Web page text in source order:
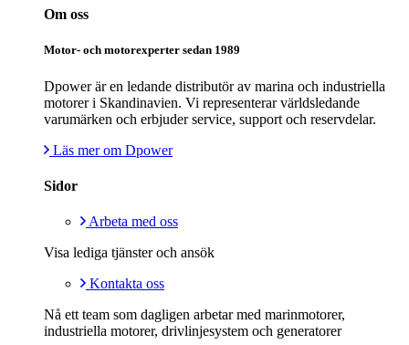
Om oss
Motor- och motorexperter sedan 1989
Dpower är en ledande distributör av marina och industriella
motorer i Skandinavien. Vi representerar världsledande
varumärken och erbjuder service, support och reservdelar.
Läs mer om Dpower
Sidor
Arbeta med oss
Visa lediga tjänster och ansök
Kontakta oss
Nå ett team som dagligen arbetar med marinmotorer,
industriella motorer, drivlinjesystem och generatorer